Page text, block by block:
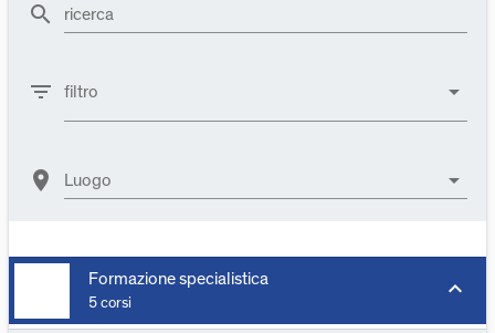
search ricerca
filter_list filtro arrow_drop_down
location_on Luogo arrow_drop_down
Formazione specialistica
5 corsi
keyboard_arrow_down